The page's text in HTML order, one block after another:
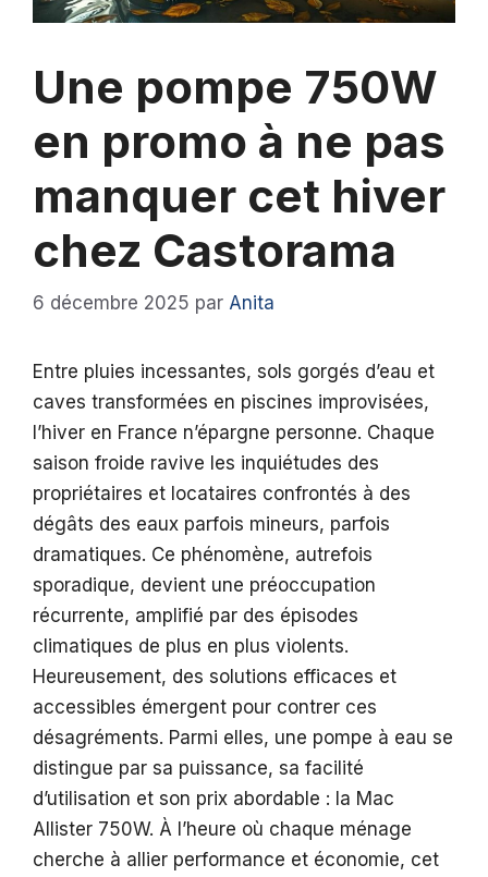
Une pompe 750W
en promo à ne pas
manquer cet hiver
chez Castorama
6 décembre 2025 par Anita
Entre pluies incessantes, sols gorgés d’eau et
caves transformées en piscines improvisées,
l’hiver en France n’épargne personne. Chaque
saison froide ravive les inquiétudes des
propriétaires et locataires confrontés à des
dégâts des eaux parfois mineurs, parfois
dramatiques. Ce phénomène, autrefois
sporadique, devient une préoccupation
récurrente, amplifié par des épisodes
climatiques de plus en plus violents.
Heureusement, des solutions efficaces et
accessibles émergent pour contrer ces
désagréments. Parmi elles, une pompe à eau se
distingue par sa puissance, sa facilité
d’utilisation et son prix abordable : la Mac
Allister 750W. À l’heure où chaque ménage
cherche à allier performance et économie, cet